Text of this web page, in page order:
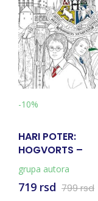
-10%
HARI POTER:
HOGVORTS –
ZVANIČNA
grupa autora
719 rsd 799 rsd